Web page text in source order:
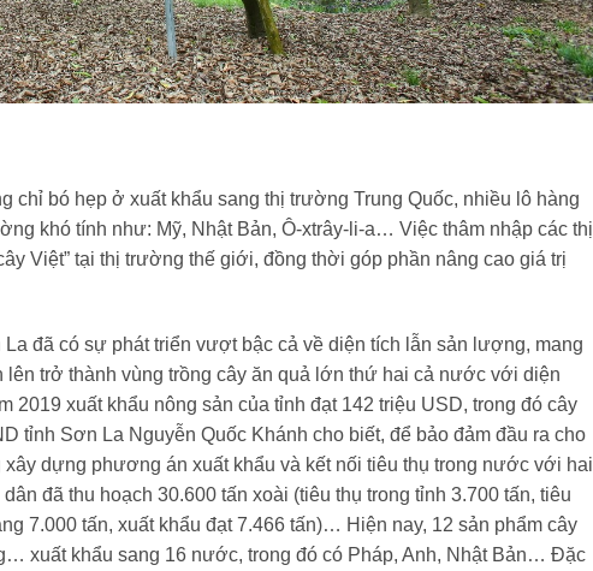
chỉ bó hẹp ở xuất khẩu sang thị trường Trung Quốc, nhiều lô hàng
khó tính như: Mỹ, Nhật Bản, Ô-xtrây-li-a… Việc thâm nhập các thị
Việt” tại thị trường thế giới, đồng thời góp phần nâng cao giá trị
đã có sự phát triển vượt bậc cả về diện tích lẫn sản lượng, mang
trở thành vùng trồng cây ăn quả lớn thứ hai cả nước với diện
2019 xuất khẩu nông sản của tỉnh đạt 142 triệu USD, trong đó cây
tỉnh Sơn La Nguyễn Quốc Khánh cho biết, để bảo đảm đầu ra cho
dựng phương án xuất khẩu và kết nối tiêu thụ trong nước với hai
đã thu hoạch 30.600 tấn xoài (tiêu thụ trong tỉnh 3.700 tấn, tiêu
7.000 tấn, xuất khẩu đạt 7.466 tấn)… Hiện nay, 12 sản phẩm cây
xuất khẩu sang 16 nước, trong đó có Pháp, Anh, Nhật Bản… Đặc